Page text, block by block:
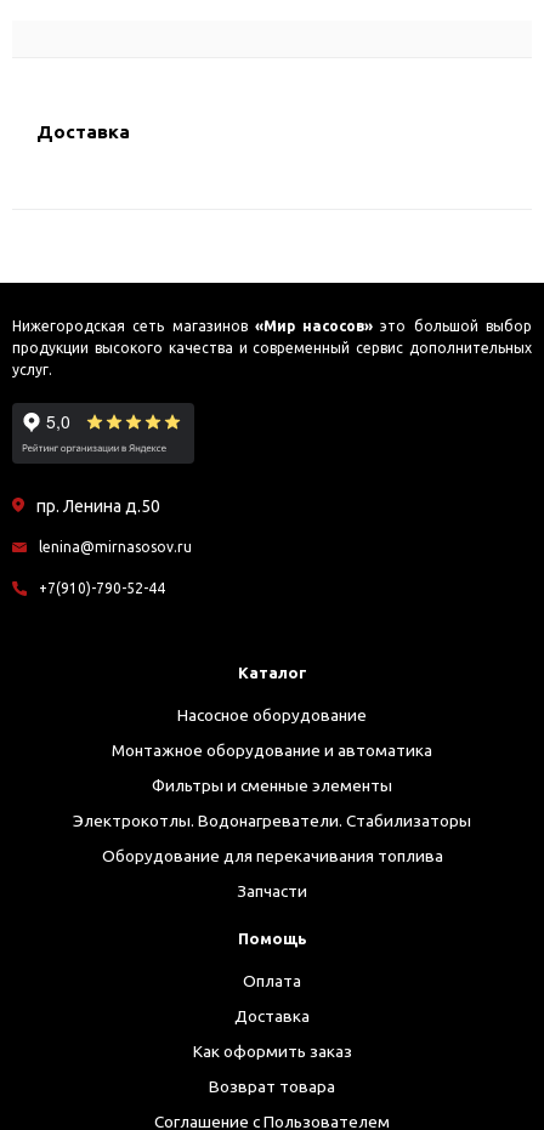
Доставка
Нижегородская сеть магазинов «Мир насосов» это большой выбор
продукции высокого качества и современный сервис дополнительных
услуг.
пр. Ленина д.50
lenina@mirnasosov.ru
+7(910)-790-52-44
Каталог
Насосное оборудование
Монтажное оборудование и автоматика
Фильтры и сменные элементы
Электрокотлы. Водонагреватели. Стабилизаторы
Оборудование для перекачивания топлива
Запчасти
Помощь
Оплата
Доставка
Как оформить заказ
Возврат товара
Соглашение с Пользователем